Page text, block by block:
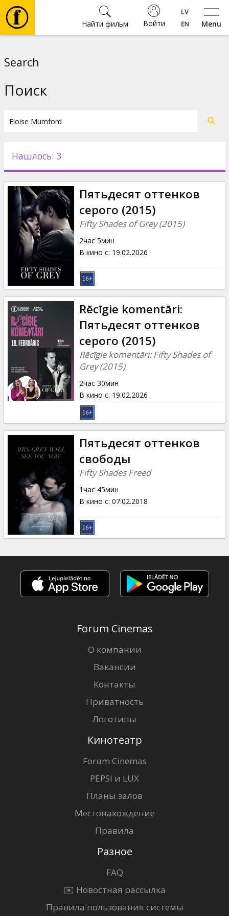
Menu
Войти
Найти фильм
Новости
Подарки
Кинозакуски
B2B
Клуб
Search
Поиск
Нашлось: 3
Пятьдесят оттенков
серого (2015)
Fifty Shades of Grey (2015)
2час 5мин
В кино с: 19.02.2026
Rēcīgie komentāri:
Пятьдесят оттенков
серого (2015)
Rēcīgie komentāri: Fifty Shades of
Grey (2015)
2час 30мин
В кино с: 19.02.2026
Пятьдесят оттенков
свободы
Fifty Shades Freed
1час 45мин
В кино с: 07.02.2018
Forum Cinemas
О компании
Вакансии
Контакты
Приватность
Логотипы
Кинотеатр
Forum Cinemas
PEPSI и LUX
Планы залов
Местонахождение
Правила
Разное
FAQ
✉️ Новостная рассылка
Правила пользования системы